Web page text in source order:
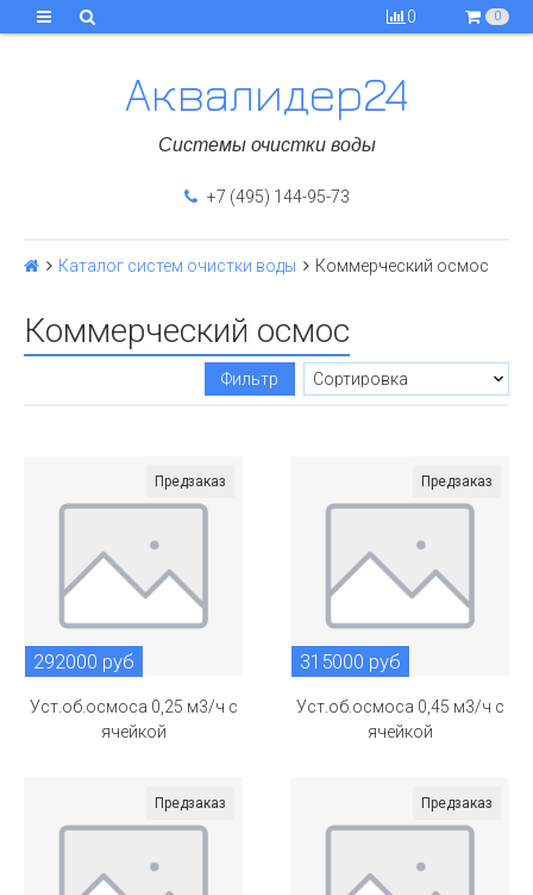
0 0
Аквалидер24
Системы очистки воды
+7 (495) 144-95-73
Каталог систем очистки воды Коммерческий осмос
Коммерческий осмос
Фильтр
Предзаказ
292000 руб
Уст.об.осмоса 0,25 м3/ч с
ячейкой
Предзаказ
315000 руб
Уст.об.осмоса 0,45 м3/ч с
ячейкой
Предзаказ Предзаказ